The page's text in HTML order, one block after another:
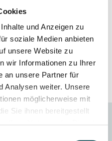
und Anzeigen zu
soziale Medien anbieten
unsere Website zu
wir Informationen zu Ihrer
an unsere Partner für
Analysen weiter. Unsere
möglicherweise mit
Sie ihnen bereitgestellt
Haut eingeschleust.
kann exakt auf
längere
sofort